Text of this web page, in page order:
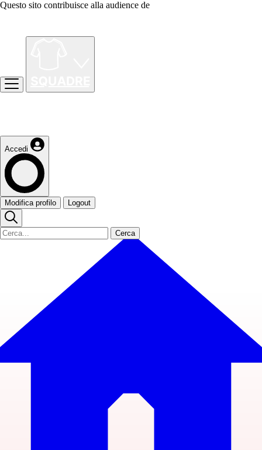
Questo sito contribuisce alla audience de
Accedi
Modifica profilo Logout
Cerca